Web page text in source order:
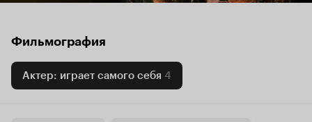
Фильмография
Актер: играет самого себя 4